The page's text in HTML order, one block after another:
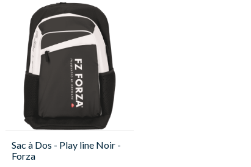
Sac à Dos - Play line Noir -
Forza